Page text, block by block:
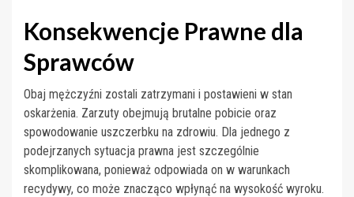
Konsekwencje Prawne dla
Sprawców
Obaj mężczyźni zostali zatrzymani i postawieni w stan
oskarżenia. Zarzuty obejmują brutalne pobicie oraz
spowodowanie uszczerbku na zdrowiu. Dla jednego z
podejrzanych sytuacja prawna jest szczególnie
skomplikowana, ponieważ odpowiada on w warunkach
recydywy, co może znacząco wpłynąć na wysokość wyroku.